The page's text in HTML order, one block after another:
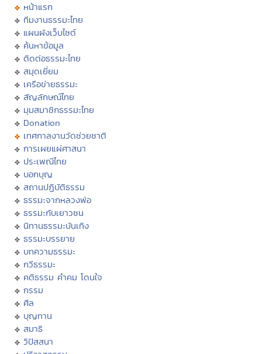
หน้าแรก
ทีมงานธรรมะไทย
แผนผังเว็บไซต์
ค้นหาข้อมูล
ติดต่อธรรมะไทย
สมุดเยี่ยม
เครือข่ายธรรมะ
สัญลักษณ์ไทย
มุมสมาชิกธรรมะไทย
Donation
เทศกาลงานวัดช่วยชาติ
การเผยแผ่ศาสนา
ประเพณีไทย
บอกบุญ
สถานปฏิบัติธรรม
ธรรมะจากหลวงพ่อ
ธรรมะกับเยาวชน
นิทานธรรมะบันเทิง
ธรรมะบรรยาย
บทความธรรมะ
กวีธรรมะ
คติธรรม คำคม โดนใจ
กรรม
ศีล
บุญทาน
สมาธิ
วิปัสสนา